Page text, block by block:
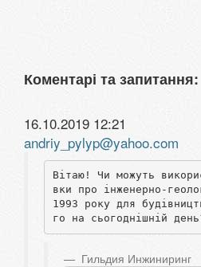
Коментарі та запитання:
16.10.2019 12:21
andriy_pylyp@yahoo.com
Вітаю! Чи можуть
вки про інженерно-
1993 року для
Гильдия Инжиниринг